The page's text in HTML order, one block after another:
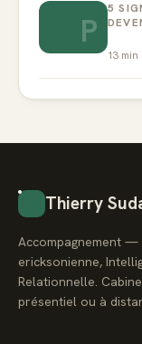
P
5
13 min
Thierry
Accompagnement —
ericksonienne,
Relationnelle.
présentiel ou à